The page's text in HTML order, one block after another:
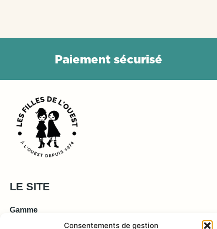
Consentements de gestion
Paiement sécurisé
LE SITE
Gamme